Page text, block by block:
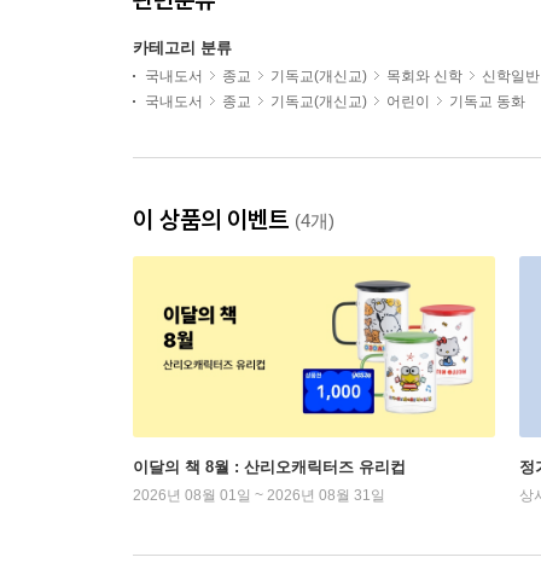
카테고리 분류
국내도서 종교 기독교(개신교) 목회와 신학
신학일반
국내도서
종교 기독교(개신교) 어린이 기독교 동화
이 상품의 이벤트 (4개)
이달의 책 8월 : 산리오캐릭터즈 유리컵
2026년 08월 01일 ~ 2026년 08월 31일
정
상